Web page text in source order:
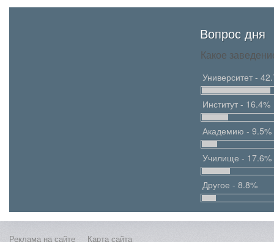
Вопрос дня
Какое
Университет -
Институт - 16.4%
Академию - 9.5%
Училище - 17.6%
Другое - 8.8%
Реклама на сайте
Карта сайта